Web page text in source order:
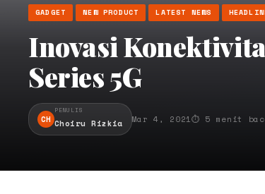
GADGET NEW PRODUCT LATEST NEWS
Inovasi
Series 5G
CH
PENULIS
Choiru Rizkia Mar 4, 2021⏱ 5 menit